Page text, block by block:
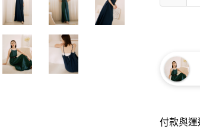
付款與